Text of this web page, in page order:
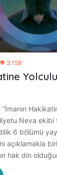
3.158
Neva ekibi
6 bölümü
açıklamakla
hak din